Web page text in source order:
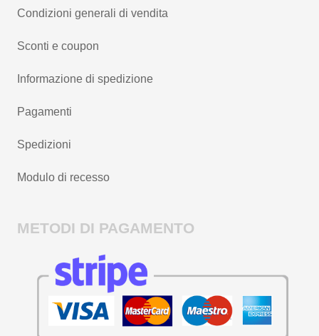
Condizioni generali di vendita
Sconti e coupon
Informazione di spedizione
Pagamenti
Spedizioni
Modulo di recesso
METODI DI PAGAMENTO